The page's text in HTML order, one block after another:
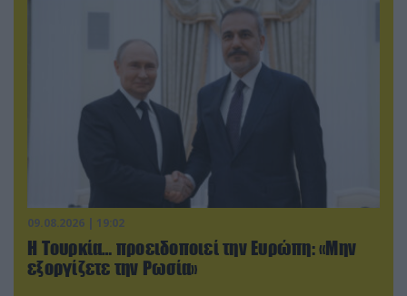
09.08.2026 | 19:02
Η Τουρκία… προειδοποιεί την Ευρώπη: «Μην
εξοργίζετε την Ρωσία»